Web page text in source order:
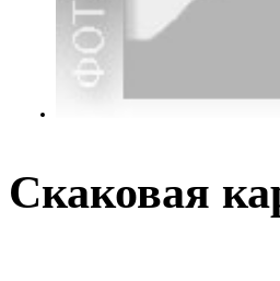
Скаковая